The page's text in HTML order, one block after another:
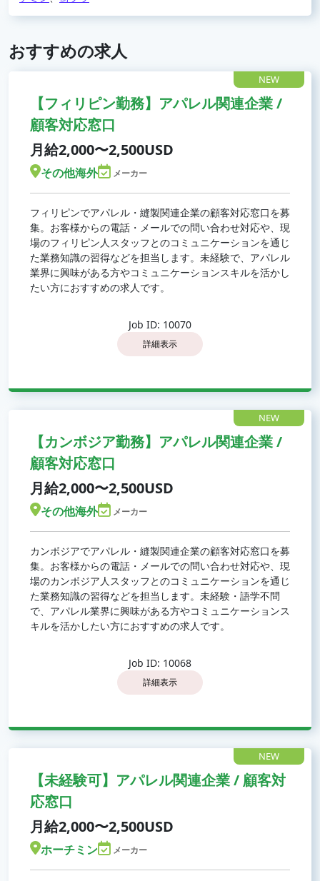
おすすめの求人
NEW
【フィリピン勤務】アパレル関連企業 /
顧客対応窓口
月給2,000〜2,500USD
その他海外 メーカー
フィリピンでアパレル・縫製関連企業の顧客対応窓口を募
集。お客様からの電話・メールでの問い合わせ対応や、現
場のフィリピン人スタッフとのコミュニケーションを通じ
た業務知識の習得などを担当します。未経験で、アパレル
業界に興味がある方やコミュニケーションスキルを活かし
たい方におすすめの求人です。
Job ID: 10070
詳細表示
NEW
【カンボジア勤務】アパレル関連企業 /
顧客対応窓口
月給2,000〜2,500USD
その他海外 メーカー
カンボジアでアパレル・縫製関連企業の顧客対応窓口を募
集。お客様からの電話・メールでの問い合わせ対応や、現
場のカンボジア人スタッフとのコミュニケーションを通じ
た業務知識の習得などを担当します。未経験・語学不問
で、アパレル業界に興味がある方やコミュニケーションス
キルを活かしたい方におすすめの求人です。
Job ID: 10068
詳細表示
NEW
【未経験可】アパレル関連企業 / 顧客対
応窓口
月給2,000〜2,500USD
ホーチミン メーカー